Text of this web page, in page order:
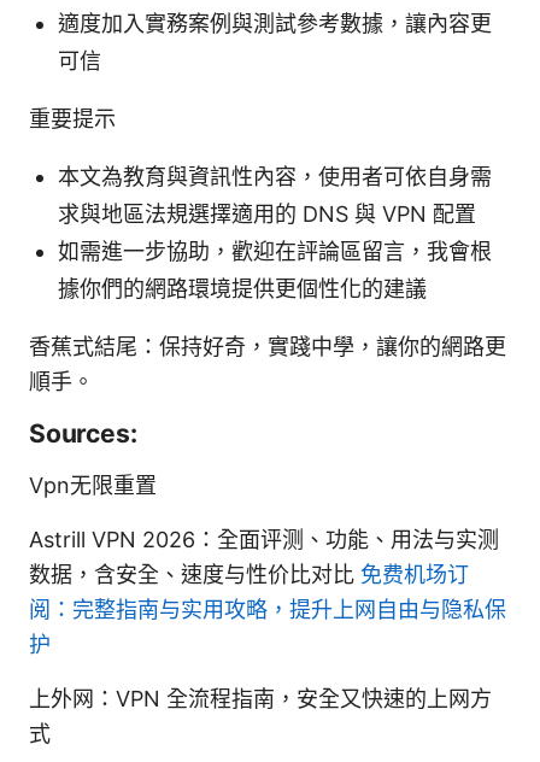
適度加入實務案例與測試參考數據，讓內容更
可信
重要提示
本文為教育與資訊性內容，使用者可依自身需
求與地區法規選擇適用的 DNS 與 VPN 配置
如需進一步協助，歡迎在評論區留言，我會根
據你們的網路環境提供更個性化的建議
香蕉式結尾：保持好奇，實踐中學，讓你的網路更
順手。
Sources:
Vpn无限重置
Astrill VPN 2026：全面评测、功能、用法与实测
数据，含安全、速度与性价比对比 免费机场订
阅：完整指南与实用攻略，提升上网自由与隐私保
护
上外网：VPN 全流程指南，安全又快速的上网方
式